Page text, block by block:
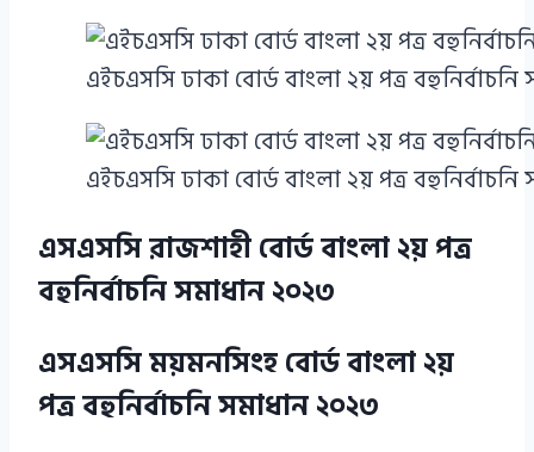
এইচএসসি ঢাকা বোর্ড বাংলা ২য় পত্র বহুনির্বাচনি
এইচএসসি ঢাকা বোর্ড বাংলা ২য় পত্র বহুনির্বাচনি
এসএসসি রাজশাহী বোর্ড বাংলা ২য় পত্র
বহুনির্বাচনি সমাধান ২০২৩
এসএসসি ময়মনসিংহ বোর্ড বাংলা ২য়
পত্র বহুনির্বাচনি সমাধান ২০২৩